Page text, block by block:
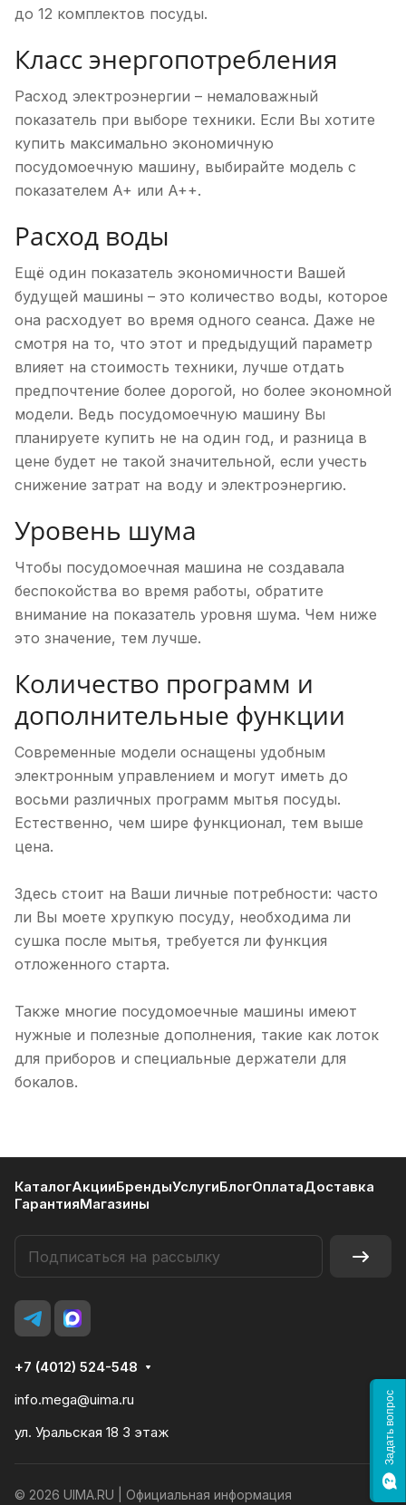
до 12 комплектов посуды.
Класс энергопотребления
Расход электроэнергии – немаловажный
показатель при выборе техники. Если Вы хотите
купить максимально экономичную
посудомоечную машину, выбирайте модель с
показателем A+ или A++.
Расход воды
Ещё один показатель экономичности Вашей
будущей машины – это количество воды, которое
она расходует во время одного сеанса. Даже не
смотря на то, что этот и предыдущий параметр
влияет на стоимость техники, лучше отдать
предпочтение более дорогой, но более экономной
модели. Ведь посудомоечную машину Вы
планируете купить не на один год, и разница в
цене будет не такой значительной, если учесть
снижение затрат на воду и электроэнергию.
Уровень шума
Чтобы посудомоечная машина не создавала
беспокойства во время работы, обратите
внимание на показатель уровня шума. Чем ниже
это значение, тем лучше.
Количество программ и
дополнительные функции
Современные модели оснащены удобным
электронным управлением и могут иметь до
восьми различных программ мытья посуды.
Естественно, чем шире функционал, тем выше
цена.
Здесь стоит на Ваши личные потребности: часто
ли Вы моете хрупкую посуду, необходима ли
сушка после мытья, требуется ли функция
отложенного старта.
Также многие посудомоечные машины имеют
нужные и полезные дополнения, такие как лоток
для приборов и специальные держатели для
бокалов.
КаталогАкцииБрендыУслугиБлогОплатаДоставка
ГарантияМагазины
+7 (4012) 524-548
info.mega@uima.ru
ул. Уральская 18 3 этаж
© 2026 UIMA.RU | Официальная информация
Задать вопрос